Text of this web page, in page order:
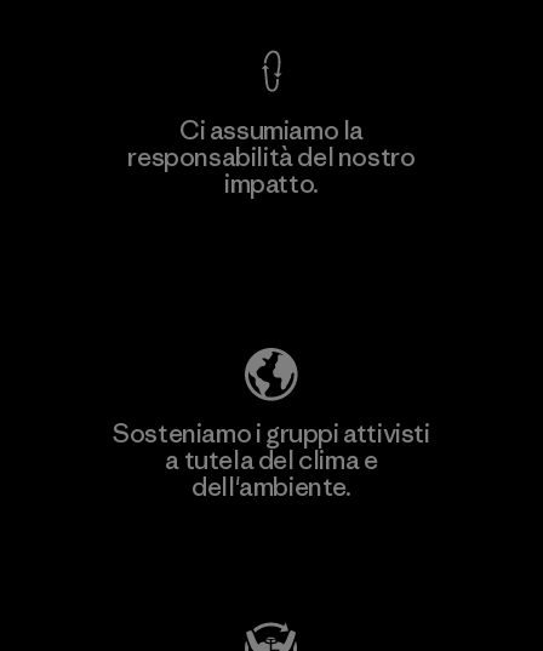
Scopri di più
Ci assumiamo la
responsabilità del nostro
impatto.
Sosteniamo i gruppi attivisti
a tutela del clima e
dell'ambiente.